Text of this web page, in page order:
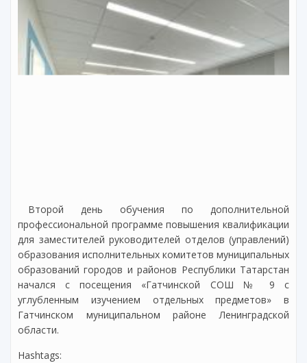
Второй день обучения по дополнительной
профессиональной программе повышения квалификации
для заместителей руководителей отделов (управлений)
образования исполнительных комитетов муниципальных
образований городов и районов Республики Татарстан
начался с посещения «Гатчинской СОШ № 9 с
углубленным изучением отдельных предметов» в
Гатчинском муниципальном районе Ленинградской
области.
Hashtags: